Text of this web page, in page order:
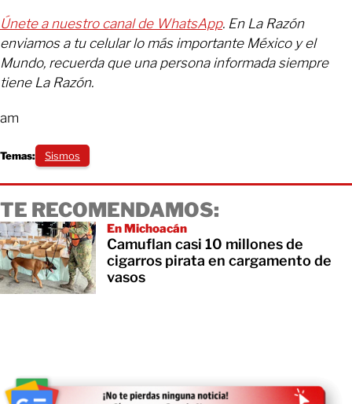
Únete a nuestro canal de WhatsApp. En La Razón
enviamos a tu celular lo más importante México y el
Mundo, recuerda que una persona informada siempre
tiene La Razón.
am
Temas: Sismos
TE RECOMENDAMOS:
En Michoacán
Camuflan casi 10 millones de
cigarros pirata en cargamento de
vasos